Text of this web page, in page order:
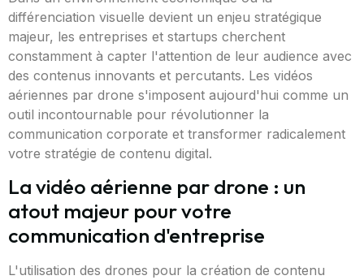
différenciation visuelle devient un enjeu stratégique
majeur, les entreprises et startups cherchent
constamment à capter l'attention de leur audience avec
des contenus innovants et percutants. Les vidéos
aériennes par drone s'imposent aujourd'hui comme un
outil incontournable pour révolutionner la
communication corporate et transformer radicalement
votre stratégie de contenu digital.
La vidéo aérienne par drone : un
atout majeur pour votre
communication d'entreprise
L'utilisation des drones pour la création de contenu